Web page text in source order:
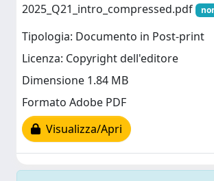
2025_Q21_intro_compressed.pdf
Tipologia: Documento in Post-print
Licenza: Copyright dell'editore
Dimensione 1.84 MB
Formato Adobe PDF
Visualizza/Apri